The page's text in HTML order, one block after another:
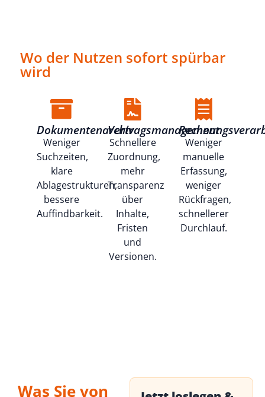
Wo der Nutzen sofort spürbar
wird
Dokumentenarchiv
Weniger
Suchzeiten,
klare
Ablagestrukturen,
bessere
Auffindbarkeit.
Vertragsmanagement
Schnellere
Zuordnung,
mehr
Transparenz
über
Inhalte,
Fristen
und
Versionen.
Weniger
manuelle
Erfassung,
weniger
Rückfragen,
schnellerer
Durchlauf.
Was Sie von